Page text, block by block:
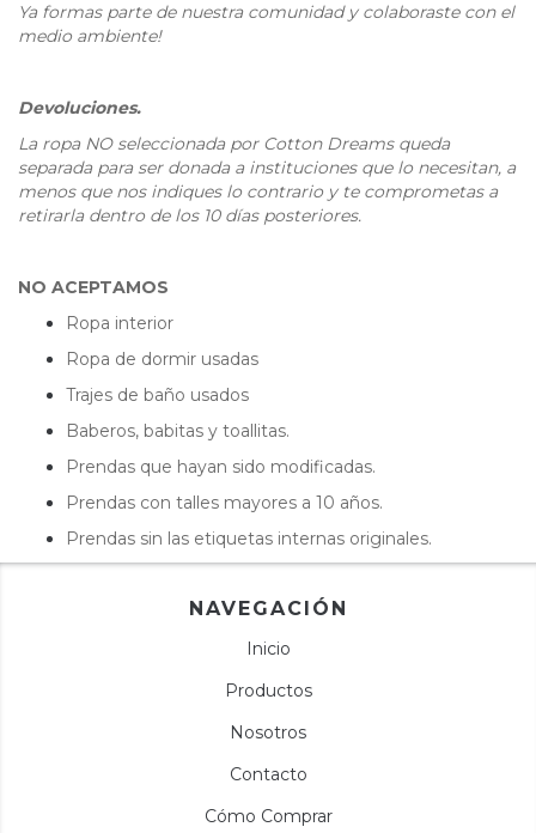
Ya formas parte de nuestra comunidad y colaboraste con el
medio ambiente!
Devoluciones.
La ropa NO seleccionada por Cotton Dreams queda
separada para ser donada a instituciones que lo necesitan, a
menos que nos indiques lo contrario y te comprometas a
retirarla dentro de los 10 días posteriores.
NO ACEPTAMOS
Ropa interior
Ropa de dormir usadas
Trajes de baño usados
Baberos, babitas y toallitas.
Prendas que hayan sido modificadas.
Prendas con talles mayores a 10 años.
Prendas sin las etiquetas internas originales.
NAVEGACIÓN
Inicio
Productos
Nosotros
Contacto
Cómo Comprar